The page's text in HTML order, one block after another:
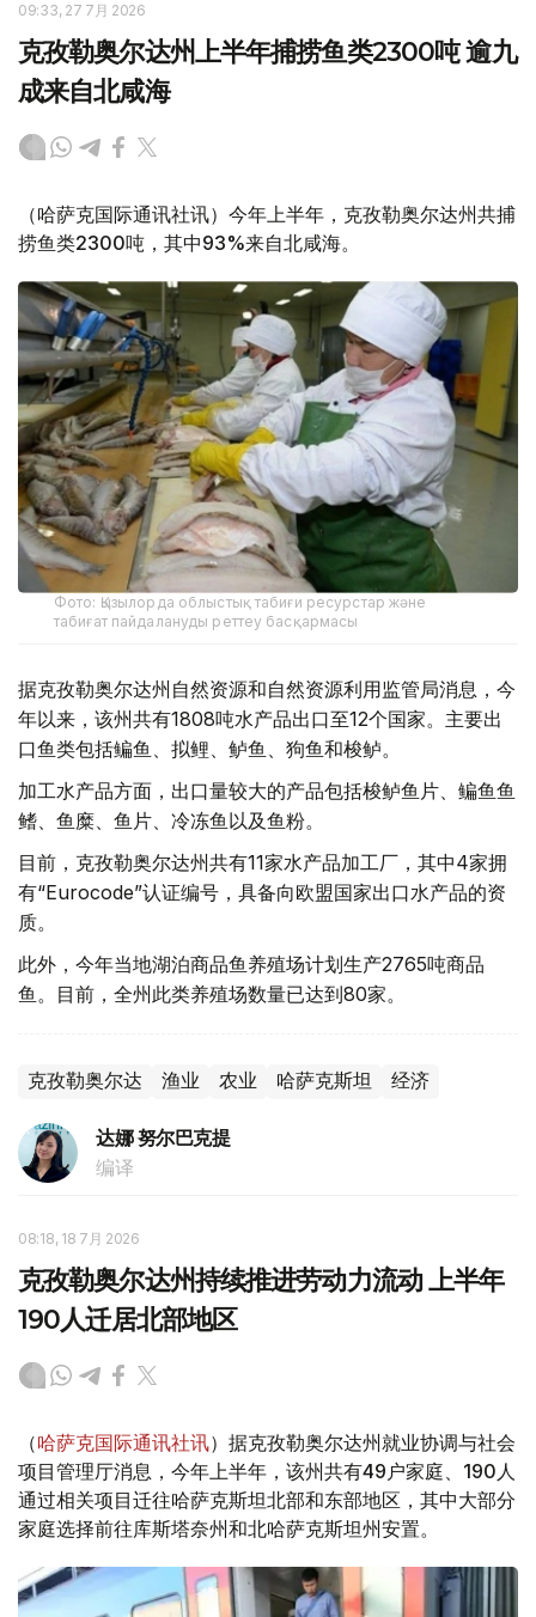
09:33, 27 7月 2026
克孜勒奥尔达州上半年捕捞鱼类2300吨 逾九
成来自北咸海
（哈萨克国际通讯社讯）今年上半年，克孜勒奥尔达州共捕
捞鱼类2300吨，其中93%来自北咸海。
Фото: Қызылорда облыстық табиғи ресурстар және
табиғат пайдалануды реттеу басқармасы
据克孜勒奥尔达州自然资源和自然资源利用监管局消息，今
年以来，该州共有1808吨水产品出口至12个国家。主要出
口鱼类包括鳊鱼、拟鲤、鲈鱼、狗鱼和梭鲈。
加工水产品方面，出口量较大的产品包括梭鲈鱼片、鳊鱼鱼
鳍、鱼糜、鱼片、冷冻鱼以及鱼粉。
目前，克孜勒奥尔达州共有11家水产品加工厂，其中4家拥
有“Eurocode”认证编号，具备向欧盟国家出口水产品的资
质。
此外，今年当地湖泊商品鱼养殖场计划生产2765吨商品
鱼。目前，全州此类养殖场数量已达到80家。
克孜勒奥尔达 渔业 农业 哈萨克斯坦 经济
达娜 努尔巴克提
编译
08:18, 18 7月 2026
克孜勒奥尔达州持续推进劳动力流动 上半年
190人迁居北部地区
（哈萨克国际通讯社讯）据克孜勒奥尔达州就业协调与社会
项目管理厅消息，今年上半年，该州共有49户家庭、190人
通过相关项目迁往哈萨克斯坦北部和东部地区，其中大部分
家庭选择前往库斯塔奈州和北哈萨克斯坦州安置。